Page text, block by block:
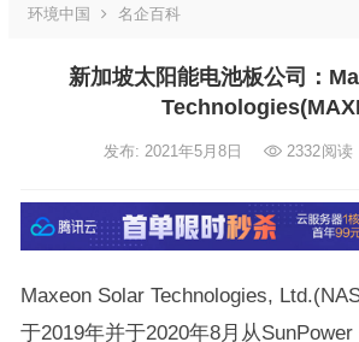
环境中国 名企百科
新加坡太阳能电池板公司：
发布: 2021年5月8日 2332阅读
Maxeon Solar Technologies,
于2019年并于2020年8月从